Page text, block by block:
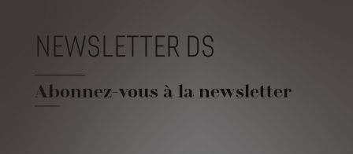
NEWSLETTER DS
Abonnez-vous à la newsletter